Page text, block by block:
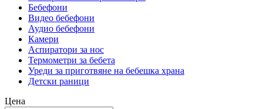
Бебефони
Видео бебефони
Аудио бебефони
Камери
Аспиратори за нос
Термометри за бебета
Уреди за приготвяне на бебешка храна
Детски раници
Цена